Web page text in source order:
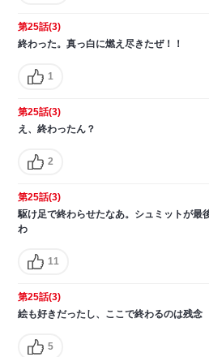
第25話(3)
終わった。真っ白に燃え尽きたぜ！！
1
第25話(3)
え、終わったん？
2
第25話(3)
駆け足で終わらせたなあ。シュミットが最
わ
11
第25話(3)
絵も好きだったし、ここで終わるのは残念
5